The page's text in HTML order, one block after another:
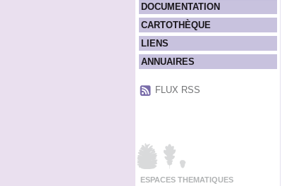
DOCUMENTATION
CARTOTHÈQUE
LIENS
ANNUAIRES
FLUX RSS
ESPACES THEMATIQUES